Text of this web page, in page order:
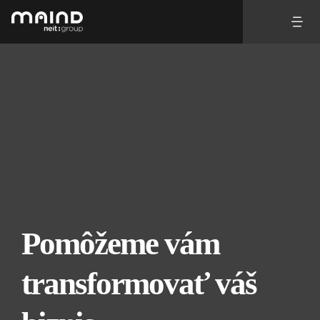
Skip
Pomôžeme vám
transformovať váš